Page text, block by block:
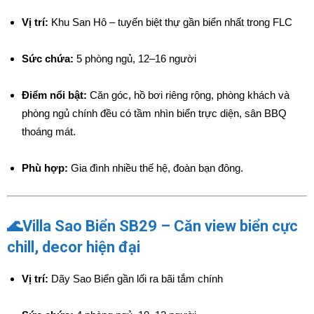
Vị trí: Khu San Hô – tuyến biệt thự gần biển nhất trong FLC
Sức chứa: 5 phòng ngủ, 12–16 người
Điểm nổi bật: Căn góc, hồ bơi riêng rộng, phòng khách và
phòng ngủ chính đều có tầm nhìn biển trực diện, sân BBQ
thoáng mát.
Phù hợp: Gia đình nhiều thế hệ, đoàn bạn đông.
🌊Villa Sao Biển SB29 – Căn view biển cực
chill, decor hiện đại
Vị trí: Dãy Sao Biển gần lối ra bãi tắm chính